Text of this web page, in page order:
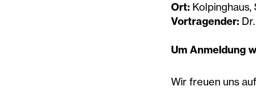
Ort:
Vortragender:
Um Anmeldung
Wir freuen uns